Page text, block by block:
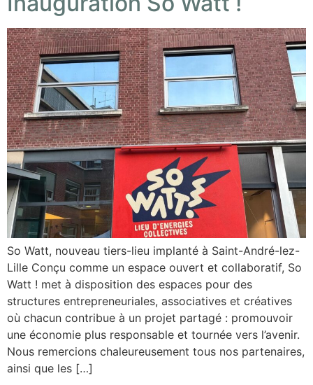
So Watt, nouveau tiers-lieu implanté à Saint-André-lez-
Lille Conçu comme un espace ouvert et collaboratif, So
Watt ! met à disposition des espaces pour des
structures entrepreneuriales, associatives et créatives
où chacun contribue à un projet partagé : promouvoir
une économie plus responsable et tournée vers l’avenir.
Nous remercions chaleureusement tous nos partenaires,
ainsi que les […]